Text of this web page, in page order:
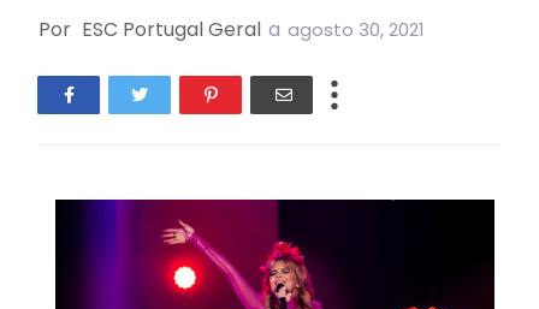
Por ESC Portugal Geral a agosto 30, 2021